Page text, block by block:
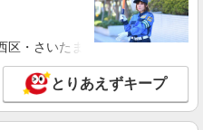
・゜+゜・。○。・゜+゜
詳細を見る
帯販売スタッフ
区・さいたま市岩槻区・久喜市・
とりあえずキープ